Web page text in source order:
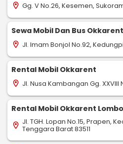
location_on Gg. V No.26, Kesemen,
Sewa Mobil Dan Bus
location_on Jl. Imam Bonjol No.92,
Rental Mobil Okkarent
location_on Jl. Nusa Kambangan Gg. XXVIII
Rental Mobil Okkarent
location_on Jl. TGH. Lopan No.15, Prapen,
Tenggara Barat 83511